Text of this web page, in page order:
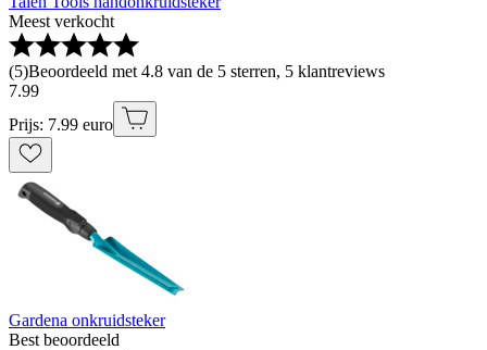
Meest verkocht
(5)Beoordeeld met 4.8 van de 5 sterren, 5 klantreviews
7.99
Prijs: 7.99 euro
Gardena onkruidsteker
Best beoordeeld